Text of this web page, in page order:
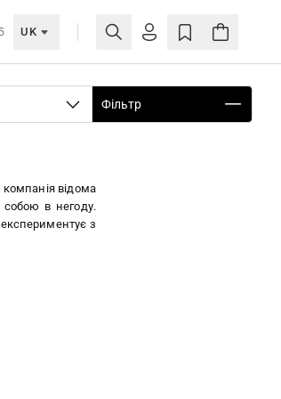
UK
МОЯ ОБЛІКІВКА
СТВОРИТИ ОБЛІКІВКУ
відома
в негоду.
з
Фільтр